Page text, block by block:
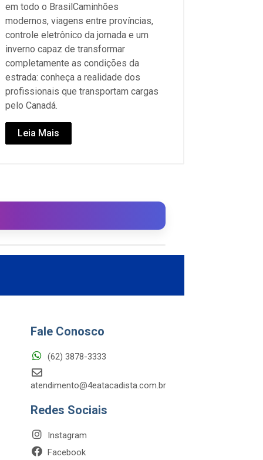
em todo o BrasilCaminhões
modernos, viagens entre províncias,
controle eletrônico da jornada e um
inverno capaz de transformar
completamente as condições da
estrada: conheça a realidade dos
profissionais que transportam cargas
pelo Canadá.
Leia Mais
Fale Conosco
(62) 3878-3333
atendimento@4eatacadista.com.br
Redes Sociais
Instagram
Facebook